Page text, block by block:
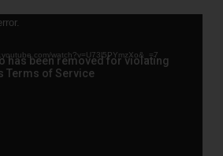
watch?v=U73l5PYmzXo&_=7